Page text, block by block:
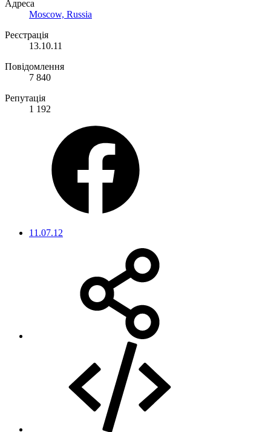
Адреса
Moscow, Russia
Реєстрація
13.10.11
Повідомлення
7 840
Репутація
1 192
11.07.12